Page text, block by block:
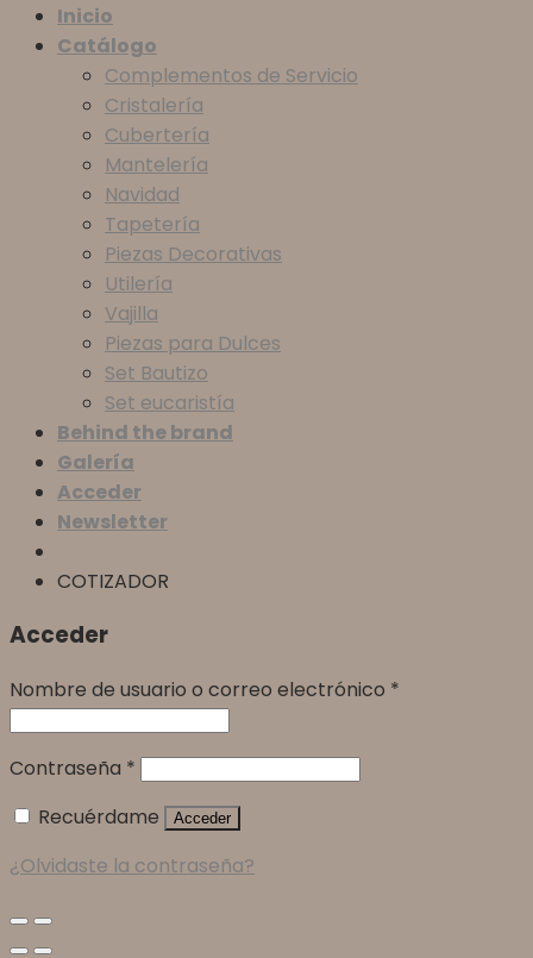
Inicio
Catálogo
Complementos de Servicio
Cristalería
Cubertería
Mantelería
Navidad
Tapetería
Piezas Decorativas
Utilería
Vajilla
Piezas para Dulces
Set Bautizo
Set eucaristía
Behind the brand
Galería
Acceder
Newsletter
COTIZADOR
Acceder
Nombre de usuario o correo electrónico *
Contraseña *
Recuérdame
Acceder
¿Olvidaste la contraseña?